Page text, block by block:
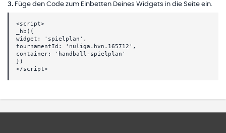
3. Füge den Code zum Einbetten Deines Widgets in die Seite ein.
<script>
_hb({
widget: 'spielplan',
tournamentId: 'nuliga.hvn.165712',
container: 'handball-spielplan'
})
</script>